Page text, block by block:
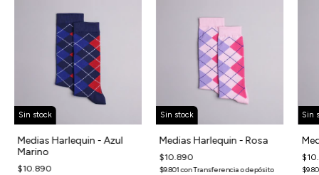
Sin stock
Medias Harlequin - Azul
Marino
$10.890
Sin stock
Medias Harlequin - Rosa
$10.890
$9.801conTransferencia o depósito
Sin